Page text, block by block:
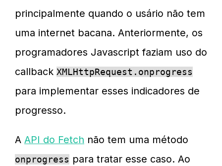
principalmente quando o usário não tem
uma internet bacana. Anteriormente, os
programadores Javascript faziam uso do
callback XMLHttpRequest.onprogress
para implementar esses indicadores de
progresso.
A API do Fetch não tem uma método
onprogress para tratar esse caso. Ao